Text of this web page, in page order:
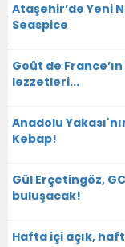
Ataşehir’de Yeni
Seaspice
Goût de
lezzetleri...
Anadolu
Kebap!
Gül Erçetingöz,
buluşacak!
Hafta içi açık,